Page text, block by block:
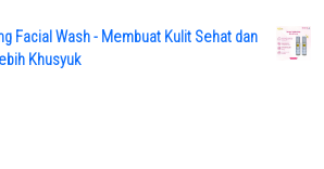
Facial Wash - Membuat Kulit Sehat dan
Khusyuk